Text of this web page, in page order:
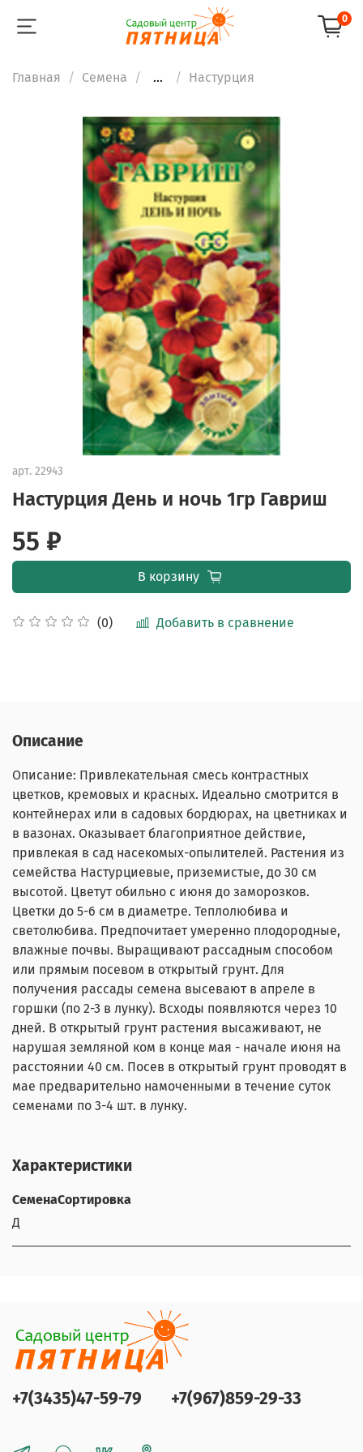
0
Главная Семена ... Настурция
арт. 22943
Настурция День и ночь 1гр Гавриш
(0) Добавить в сравнение
55 ₽
В корзину
Описание
Описание: Привлекательная смесь контрастных
цветков, кремовых и красных. Идеально смотрится в
контейнерах или в садовых бордюрах, на цветниках и
в вазонах. Оказывает благоприятное действие,
привлекая в сад насекомых-опылителей. Растения из
семейства Настурциевые, приземистые, до 30 см
высотой. Цветут обильно с июня до заморозков.
Цветки до 5-6 см в диаметре. Теплолюбива и
светолюбива. Предпочитает умеренно плодородные,
влажные почвы. Выращивают рассадным способом
или прямым посевом в открытый грунт. Для
получения рассады семена высевают в апреле в
горшки (по 2-3 в лунку). Всходы появляются через 10
дней. В открытый грунт растения высаживают, не
нарушая земляной ком в конце мая - начале июня на
расстоянии 40 см. Посев в открытый грунт проводят в
мае предварительно намоченными в течение суток
семенами по 3-4 шт. в лунку.
Характеристики
СеменаСортировка
Д
+7(3435)47-59-79 +7(967)859-29-33